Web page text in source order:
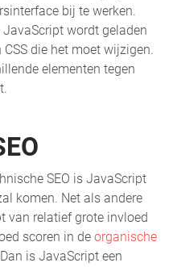
bij te werken.
wordt geladen
die het moet wijzigen.
elementen tegen
SEO is JavaScript
komen. Net als andere
van relatief grote invloed
scoren in de organische
is JavaScript een